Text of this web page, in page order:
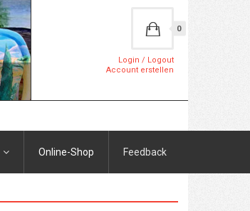
0
Login / Logout
Account erstellen
Online-Shop Feedback